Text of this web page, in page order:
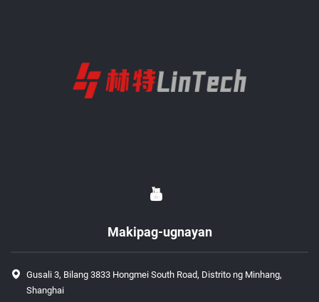
Makipag-ugnayan
Gusali 3, Bilang 3833 Hongmei South Road, Distrito ng Minhang,
Shanghai